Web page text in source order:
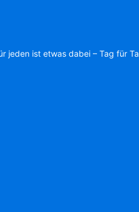
ist etwas dabei – Tag für